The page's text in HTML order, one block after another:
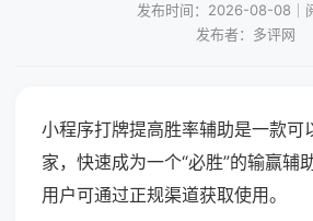
发布时间：2026-08-08｜
发布者：多评网
小程序打牌提高胜率辅助是一款可
家，快速成为一个“必胜”的输赢辅
用户可通过正规渠道获取使用。